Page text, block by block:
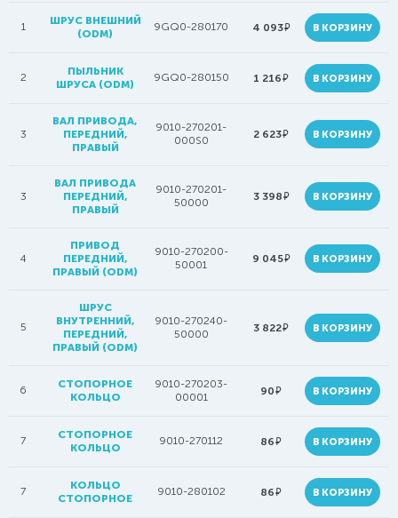
1
ШРУС ВНЕШНИЙ
(ODM)
9GQ0-280170 4 093руб. В КОРЗИНУ
2
ПЫЛЬНИК
ШРУСА (ODM)
9GQ0-280150 1 216руб. В КОРЗИНУ
3
ВАЛ ПРИВОДА,
ПЕРЕДНИЙ,
ПРАВЫЙ
9010-270201-
000S0
2 623руб. В КОРЗИНУ
3
ВАЛ ПРИВОДА
ПЕРЕДНИЙ,
ПРАВЫЙ
9010-270201-
50000
3 398руб. В КОРЗИНУ
4
ПРИВОД
ПЕРЕДНИЙ,
ПРАВЫЙ (ODM)
9010-270200-
50001
9 045руб. В КОРЗИНУ
5
ШРУС
ВНУТРЕННИЙ,
ПЕРЕДНИЙ,
ПРАВЫЙ (ODM)
9010-270240-
50000
3 822руб. В КОРЗИНУ
6
СТОПОРНОЕ
КОЛЬЦО
9010-270203-
00001
90руб. В КОРЗИНУ
7
СТОПОРНОЕ
КОЛЬЦО
9010-270112 86руб. В КОРЗИНУ
7
КОЛЬЦО
СТОПОРНОЕ
9010-280102 86руб. В КОРЗИНУ